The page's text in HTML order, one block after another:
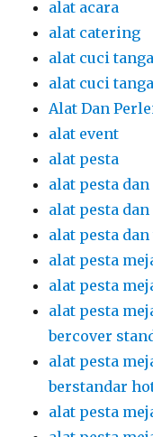
alat acara
alat catering
alat cuci
alat cuci
Alat Dan
alat event
alat pesta
alat pesta
alat pesta
alat pesta
alat pesta
alat pesta
alat pesta
bercover
alat pesta
berstandar
alat pesta